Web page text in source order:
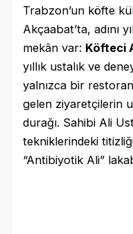
Trabzon’un köfte
Akçaabat’ta, adını
mekân var: Köfteci
yıllık ustalık ve
yalnızca bir
gelen ziyaretçilerin
durağı. Sahibi Ali
tekniklerindeki
“Antibiyotik Ali”